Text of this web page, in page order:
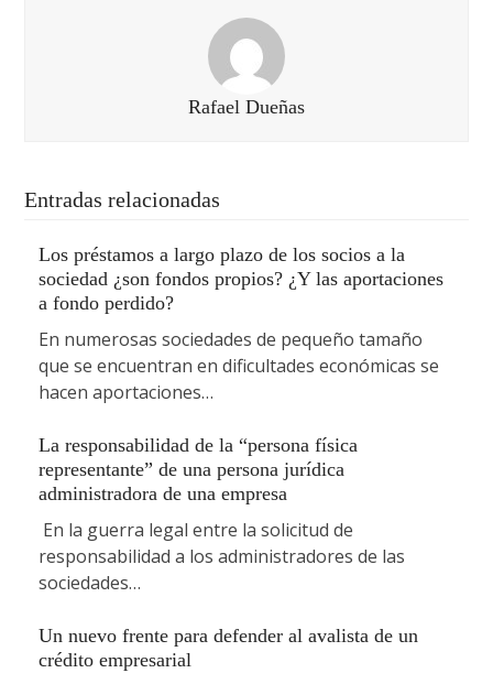
Rafael Dueñas
Entradas relacionadas
Los préstamos a largo plazo de los socios a la
sociedad ¿son fondos propios? ¿Y las aportaciones
a fondo perdido?
En numerosas sociedades de pequeño tamaño
que se encuentran en dificultades económicas se
hacen aportaciones…
La responsabilidad de la “persona física
representante” de una persona jurídica
administradora de una empresa
En la guerra legal entre la solicitud de
responsabilidad a los administradores de las
sociedades…
Un nuevo frente para defender al avalista de un
crédito empresarial